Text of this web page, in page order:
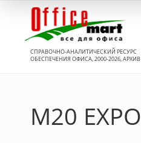
СПРАВОЧНО-АНАЛИТИЧЕСКИЙ РЕСУРС
ОБЕСПЕЧЕНИЯ ОФИСА, 2000-2026, АРХИВ
M20 EXPO